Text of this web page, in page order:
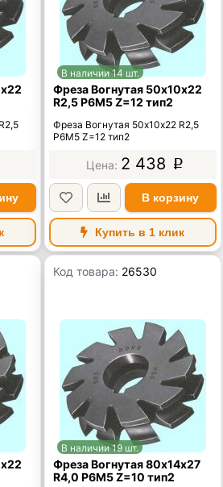
В наличии 14 шт.
Фреза Вогнутая 50х10х22
R2,5 Р6М5 Z=12 тип2
Фреза Вогнутая 50х10х22 R2,5
Р6М5 Z=12 тип2
2 438 p
В корзину
Купить в 1 клик
Код товара: 26530
В наличии 19 шт.
Фреза Вогнутая 80х14х27
R4,0 Р6М5 Z=10 тип2